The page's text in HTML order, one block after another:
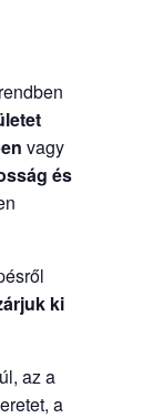
vagy
és
ki
az a
a